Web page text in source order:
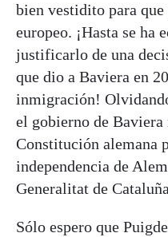
bien vestidito para
europeo. ¡Hasta se ha
justificarlo de una
que dio a Baviera en
inmigración!
el gobierno de
Constitución alemana
independencia de
Generalitat de
Sólo espero que